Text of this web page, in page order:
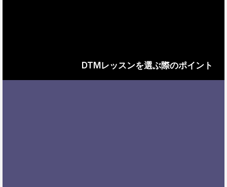
DTMレッスンを選ぶ際のポイント